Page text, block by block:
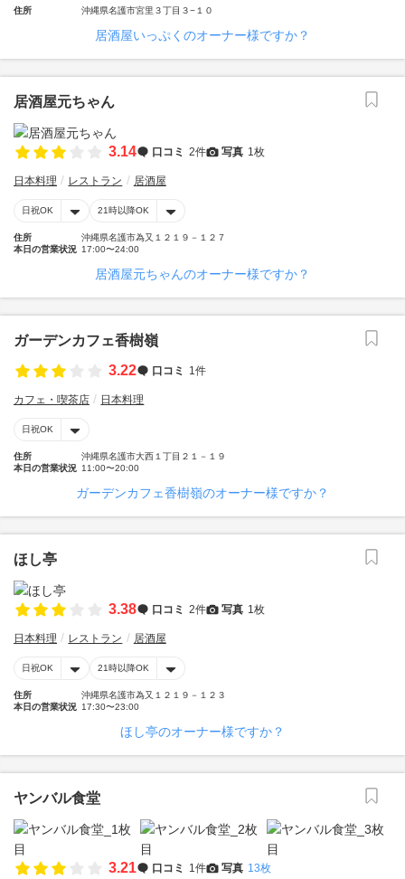
住所 沖縄県名護市宮里３丁目３−１０
居酒屋いっぷくのオーナー様ですか？
居酒屋元ちゃん
3.14 口コミ 2件 写真 1枚
日本料理 レストラン 居酒屋
日祝OK 21時以降OK
住所
沖縄県名護市為又１２１９－１２７
本日の営業状況 17:00〜24:00
居酒屋元ちゃんのオーナー様ですか？
ガーデンカフェ香樹嶺
3.22
口コミ 1件
カフェ・喫茶店 日本料理
日祝OK
住所
沖縄県名護市大西１丁目２１－１９
本日の営業状況 11:00〜20:00
ガーデンカフェ香樹嶺のオーナー様ですか？
ほし亭
3.38 口コミ 2件 写真 1枚
日本料理 レストラン 居酒屋
日祝OK 21時以降OK
住所
沖縄県名護市為又１２１９－１２３
本日の営業状況 17:30〜23:00
ほし亭のオーナー様ですか？
ヤンバル食堂
3.21 口コミ 1件 写真 13枚